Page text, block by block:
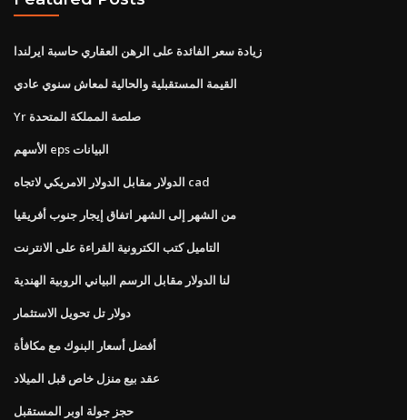
زيادة سعر الفائدة على الرهن العقاري حاسبة ايرلندا
القيمة المستقبلية والحالية لمعاش سنوي عادي
Yr صلصة المملكة المتحدة
الأسهم eps البيانات
الدولار مقابل الدولار الامريكي لاتجاه cad
من الشهر إلى الشهر اتفاق إيجار جنوب أفريقيا
التاميل كتب الكترونية القراءة على الانترنت
لنا الدولار مقابل الرسم البياني الروبية الهندية
دولار تل تحويل الاستثمار
أفضل أسعار البنوك مع مكافأة
عقد بيع منزل خاص قبل الميلاد
حجز جولة اوبر المستقبل